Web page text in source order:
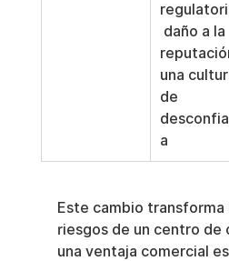
daño a la
una
de
a
Este cambio transforma
riesgos de un centro de
una ventaja comercial